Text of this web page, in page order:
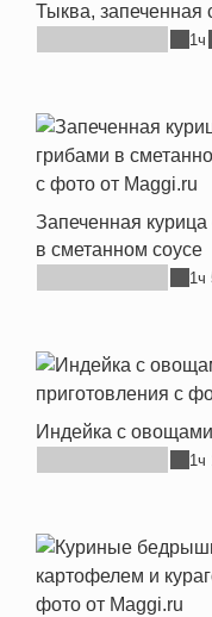
Тыква, запеченная
1ч
Запеченная
в сметанном соусе
1ч
Индейка с
1ч